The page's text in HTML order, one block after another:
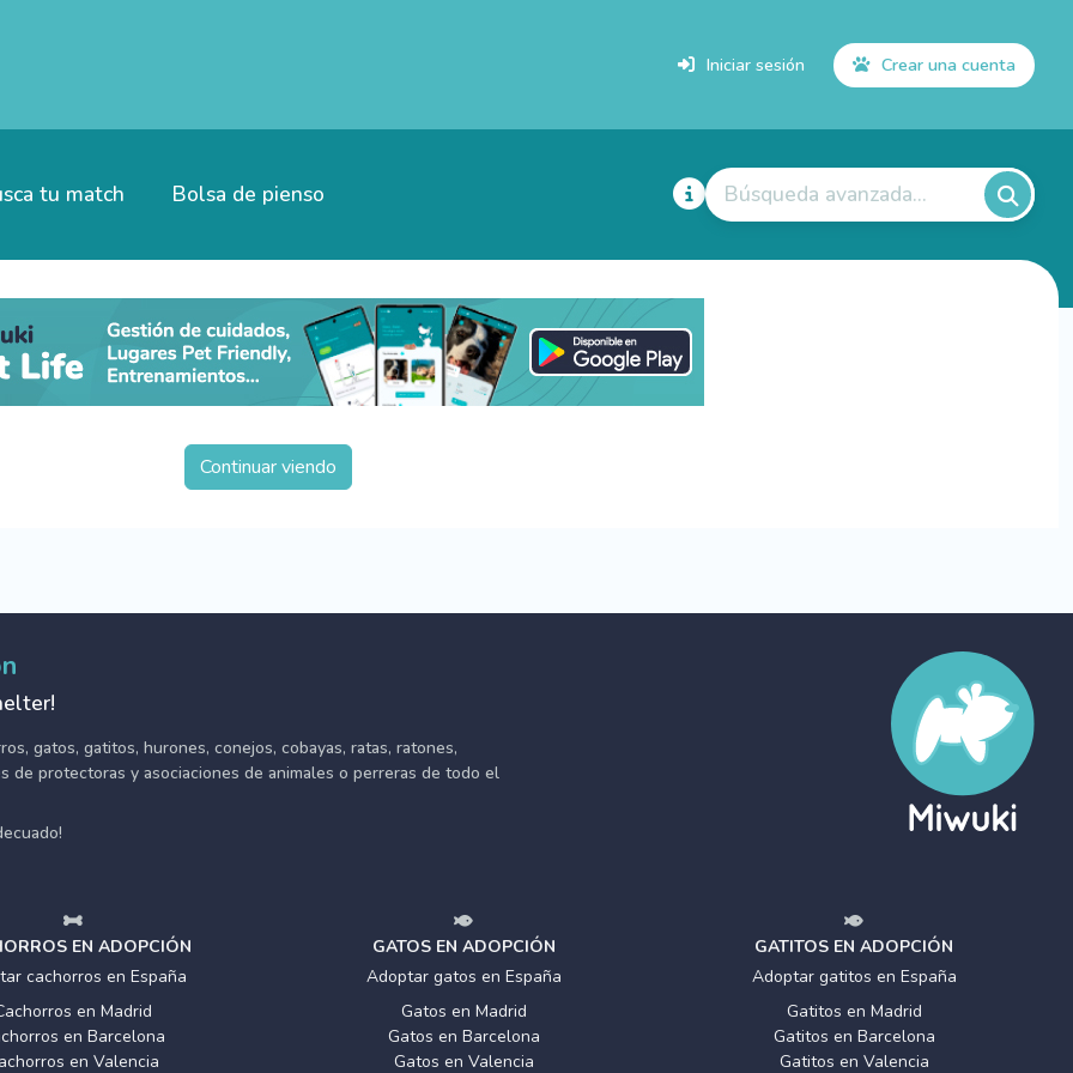
Iniciar sesión Crear una cuenta
tu match Bolsa de pienso Búsqueda avanzada...
Continuar viendo
gatos, gatitos, hurones, conejos, cobayas, ratas, ratones,
de protectoras y asociaciones de animales o perreras de todo el
EN ADOPCIÓN
cachorros en España
en Madrid
en Barcelona
en Valencia
GATOS EN ADOPCIÓN
Adoptar gatos en España
Gatos en Madrid
Gatos en Barcelona
Gatos en Valencia
GATITOS EN ADOPCIÓN
Adoptar gatitos en España
Gatitos en Madrid
Gatitos en Barcelona
Gatitos en Valencia